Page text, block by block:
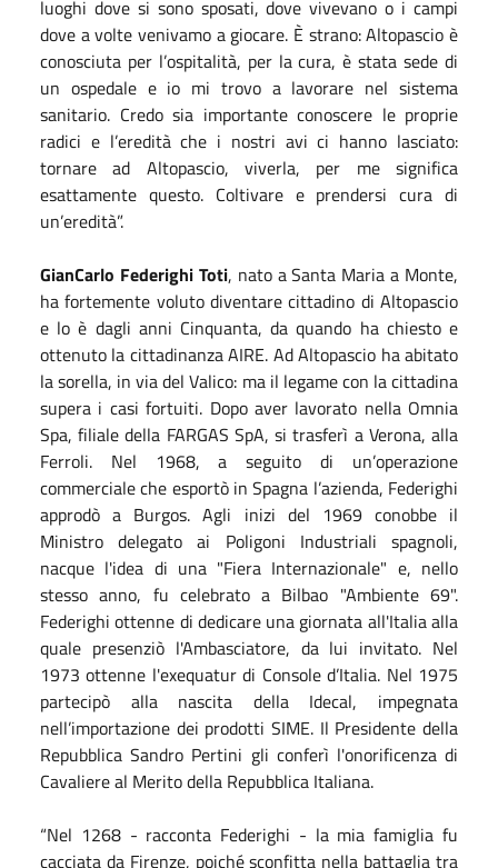
luoghi dove si sono sposati, dove vivevano o i campi
dove a volte venivamo a giocare. È strano: Altopascio è
conosciuta per l’ospitalità, per la cura, è stata sede di
un ospedale e io mi trovo a lavorare nel sistema
sanitario. Credo sia importante conoscere le proprie
radici e l’eredità che i nostri avi ci hanno lasciato:
tornare ad Altopascio, viverla, per me significa
esattamente questo. Coltivare e prendersi cura di
un’eredità”.
GianCarlo Federighi Toti, nato a Santa Maria a Monte,
ha fortemente voluto diventare cittadino di Altopascio
e lo è dagli anni Cinquanta, da quando ha chiesto e
ottenuto la cittadinanza AIRE. Ad Altopascio ha abitato
la sorella, in via del Valico: ma il legame con la cittadina
supera i casi fortuiti. Dopo aver lavorato nella Omnia
Spa, filiale della FARGAS SpA, si trasferì a Verona, alla
Ferroli. Nel 1968, a seguito di un’operazione
commerciale che esportò in Spagna l’azienda, Federighi
approdò a Burgos. Agli inizi del 1969 conobbe il
Ministro delegato ai Poligoni Industriali spagnoli,
nacque l'idea di una "Fiera Internazionale" e, nello
stesso anno, fu celebrato a Bilbao "Ambiente 69".
Federighi ottenne di dedicare una giornata all'Italia alla
quale presenziò l'Ambasciatore, da lui invitato. Nel
1973 ottenne l'exequatur di Console d’Italia. Nel 1975
partecipò alla nascita della Idecal, impegnata
nell’importazione dei prodotti SIME. Il Presidente della
Repubblica Sandro Pertini gli conferì l'onorificenza di
Cavaliere al Merito della Repubblica Italiana.
“Nel 1268 - racconta Federighi - la mia famiglia fu
cacciata da Firenze, poiché sconfitta nella battaglia tra